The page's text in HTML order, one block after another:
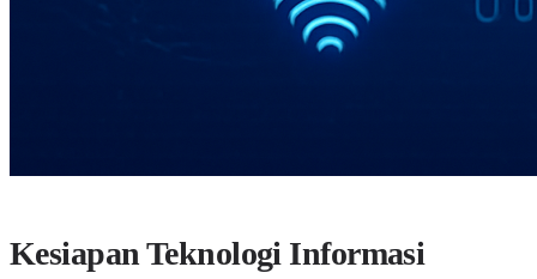
Kesiapan Teknologi Informasi